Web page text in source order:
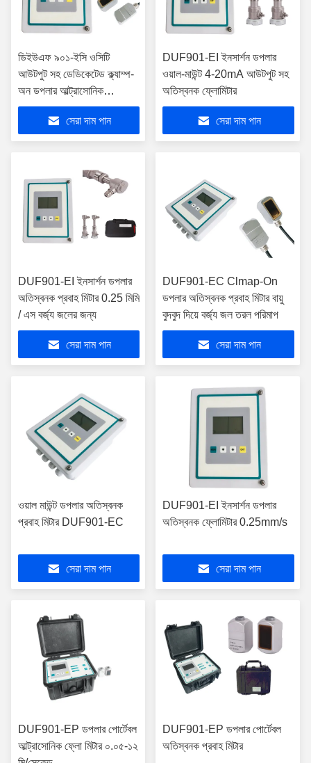
ডিইউএফ ৯০১-ইসি ওসিটি
আউটপুট সহ ডেডিকেটেড ক্ল্যাম্প-
অন ডপলার আল্ট্রাসোনিক
ফ্লোমিটার
সেরা দাম পান
DUF901-EI ইনসার্শন ডপলার
ওয়াল-মাউন্ট 4-20mA আউটপুট সহ
অতিস্বনক ফ্লোমিটার
সেরা দাম পান
DUF901-EI ইনসার্শন ডপলার
অতিস্বনক প্রবাহ মিটার 0.25 মিমি
/ এস বর্জ্য জলের জন্য
সেরা দাম পান
DUF901-EC Clmap-On
ডপলার অতিস্বনক প্রবাহ মিটার বায়ু
বুদবুদ দিয়ে বর্জ্য জল তরল পরিমাপ
সেরা দাম পান
ওয়াল মাউন্ট ডপলার অতিস্বনক
প্রবাহ মিটার DUF901-EC
সেরা দাম পান
DUF901-EI ইনসার্শন ডপলার
অতিস্বনক ফ্লোমিটার 0.25mm/s
সেরা দাম পান
DUF901-EP ডপলার পোর্টেবল
আল্ট্রাসোনিক ফ্লো মিটার ০.০৫-১২
DUF901-EP ডপলার পোর্টেবল
অতিস্বনক প্রবাহ মিটার